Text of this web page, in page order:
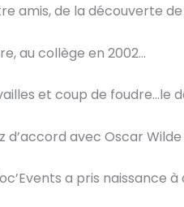
amis, de la découverte
au collège en 2002…
et coup de foudre…le
d’accord avec Oscar
a pris naissance